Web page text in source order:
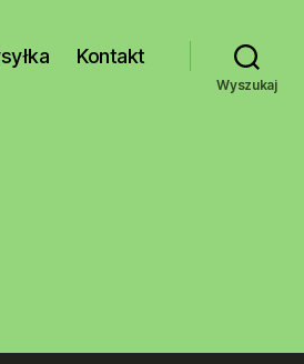
Kontakt
Wyszukaj